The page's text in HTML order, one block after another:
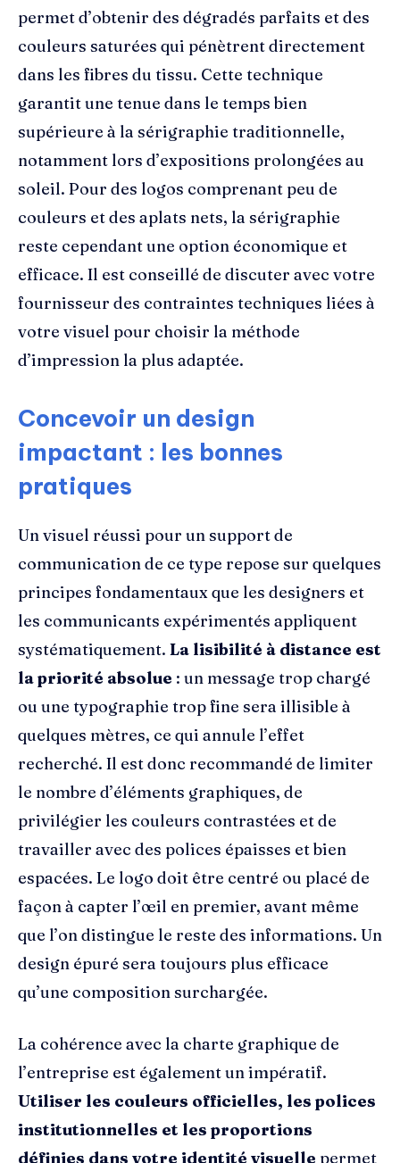
permet d’obtenir des dégradés parfaits et des
couleurs saturées qui pénètrent directement
dans les fibres du tissu. Cette technique
garantit une tenue dans le temps bien
supérieure à la sérigraphie traditionnelle,
notamment lors d’expositions prolongées au
soleil. Pour des logos comprenant peu de
couleurs et des aplats nets, la sérigraphie
reste cependant une option économique et
efficace. Il est conseillé de discuter avec votre
fournisseur des contraintes techniques liées à
votre visuel pour choisir la méthode
d’impression la plus adaptée.
Concevoir un design
impactant : les bonnes
pratiques
Un visuel réussi pour un support de
communication de ce type repose sur quelques
principes fondamentaux que les designers et
les communicants expérimentés appliquent
systématiquement. La lisibilité à distance est
la priorité absolue : un message trop chargé
ou une typographie trop fine sera illisible à
quelques mètres, ce qui annule l’effet
recherché. Il est donc recommandé de limiter
le nombre d’éléments graphiques, de
privilégier les couleurs contrastées et de
travailler avec des polices épaisses et bien
espacées. Le logo doit être centré ou placé de
façon à capter l’œil en premier, avant même
que l’on distingue le reste des informations. Un
design épuré sera toujours plus efficace
qu’une composition surchargée.
La cohérence avec la charte graphique de
l’entreprise est également un impératif.
Utiliser les couleurs officielles, les polices
institutionnelles et les proportions
définies dans votre identité visuelle permet